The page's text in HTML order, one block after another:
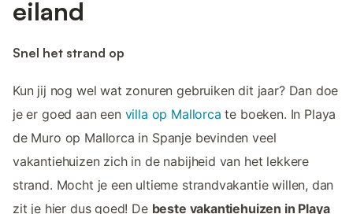
eiland
Snel het strand op
Kun jij nog wel wat zonuren gebruiken dit jaar? Dan doe
je er goed aan een villa op Mallorca te boeken. In Playa
de Muro op Mallorca in Spanje bevinden veel
vakantiehuizen zich in de nabijheid van het lekkere
strand. Mocht je een ultieme strandvakantie willen, dan
zit je hier dus goed! De beste vakantiehuizen in Playa